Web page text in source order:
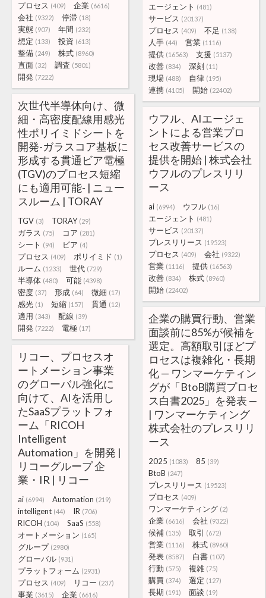
プロセス (409) 企業 (6616)
会社 (9322) 停滞 (18)
実態 (907) 年間 (232)
想定 (133) 投資 (613)
整備 (249) 株式 (8960)
直面 (32) 調査 (5801)
開発 (7222)
エージェント (481)
サービス (20137)
プロセス (409) 不足 (138)
人手 (44) 営業 (1116)
提供 (16563) 支援 (5137)
改善 (834) 深刻 (11)
現場 (488) 自律 (195)
連携 (4105) 開始 (22402)
次世代半導体向け、微
細・高密度配線用感光
性ポリイミドシートを
開発-ガラスコア基板に
形成する貫通ビア電極
(TGV)のプロセス短縮
にも適用可能- | ニュー
スルーム | TORAY
TGV (3) TORAY (29)
ガラス (75) コア (281)
シート (94) ビア (4)
プロセス (409) ポリイミド (1)
ルーム (1233) 世代 (729)
半導体 (480) 可能 (4398)
密度 (37) 形成 (64) 微細 (17)
感光 (1) 短縮 (157) 貫通 (12)
適用 (343) 配線 (39)
開発 (7222) 電極 (17)
ウフル、AIエージェ
ントによる営業プロ
セス改善サービスの
提供を開始 | 株式会社
ウフルのプレスリリ
ース
ai (6994) ウフル (16)
エージェント (481)
サービス (20137)
プレスリリース (19523)
プロセス (409) 会社 (9322)
営業 (1116) 提供 (16563)
改善 (834) 株式 (8960)
開始 (22402)
企業の購買行動、営業
面談前に85%が候補を
選定。高額取引ほどプ
ロセスは複雑化・長期
化 — ワンマーケティン
グが「BtoB購買プロセ
ス白書2025」を発表 —
| ワンマーケティング
株式会社のプレスリリ
ース
2025 (1083) 85 (39)
BtoB (247)
プレスリリース (19523)
プロセス (409)
ワンマーケティング (2)
企業 (6616) 会社 (9322)
候補 (135) 取引 (672)
営業 (1116) 株式 (8960)
発表 (8587) 白書 (107)
行動 (575) 複雑 (75)
購買 (374) 選定 (127)
長期 (191) 面談 (19)
リコー、プロセスオ
ートメーション事業
のグローバル強化に
向けて、AIを活用し
たSaaSプラットフォ
ーム「RICOH
Intelligent
Automation」を開発 |
リコーグループ 企
業・IR | リコー
ai (6994) Automation (219)
intelligent (44) IR (706)
RICOH (104) SaaS (558)
オートメーション (165)
グループ (2980)
グローバル (931)
プラットフォーム (2931)
プロセス (409) リコー (237)
事業 (3615) 企業 (6616)